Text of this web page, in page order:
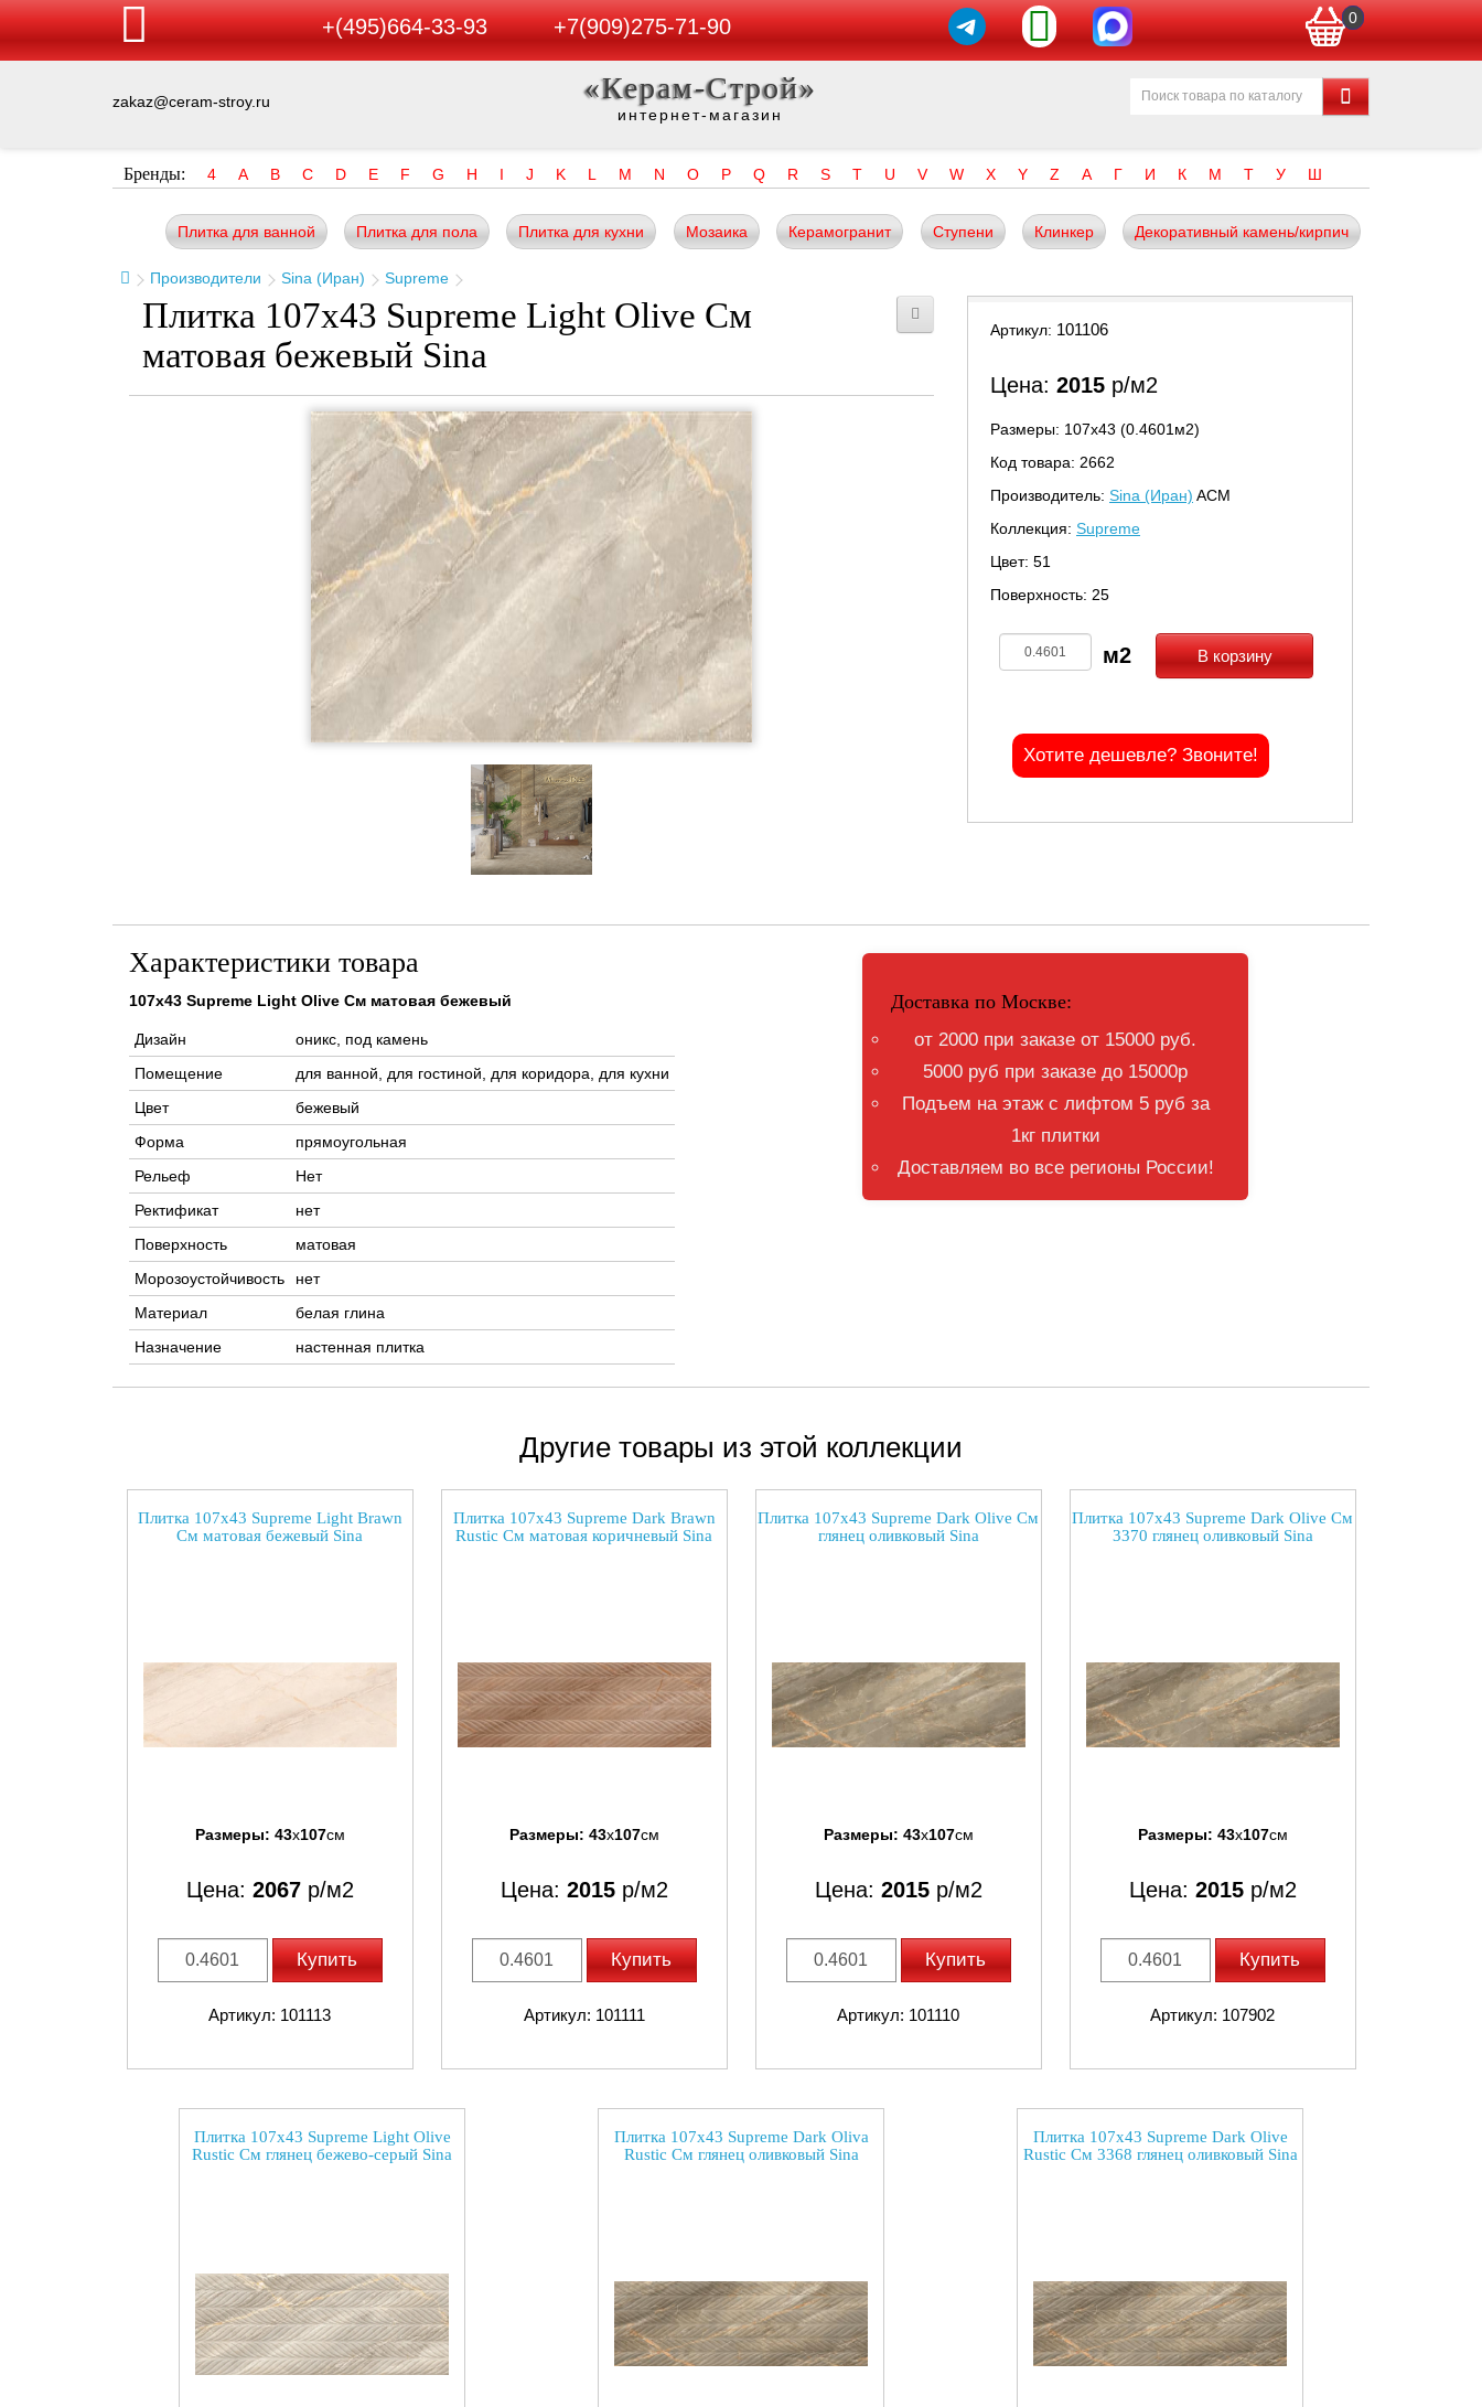
+(495)664-33-93 +7(909)275-71-90 0
zakaz@ceram-stroy.ru «Керам-Строй»
интернет-магазин
Бренды: 4 A B C D E F G H I J K L M N O P Q R S T U V W X Y Z А Г И К М Т У Ш
Плитка для ванной Плитка для пола Плитка для кухни Мозаика Керамогранит Ступени Клинкер Декоративный камень/кирпич
Производители Sina (Иран) Supreme
Плитка 107x43 Supreme Light Olive См
матовая бежевый Sina
Артикул: 101106
Цена: 2015 р/м2
Размеры: 107х43 (0.4601м2)
Код товара: 2662
Производитель: Sina (Иран) ACM
Коллекция: Supreme
Цвет: 51
Поверхность: 25
В корзину
Хотите дешевле? Звоните!
Характеристики товара
107x43 Supreme Light Olive См матовая бежевый
Дизайн
оникс, под камень
Помещение
для ванной, для гостиной, для коридора, для кухни
Цвет
бежевый
Форма
прямоугольная
Рельеф
Нет
Ректификат
нет
Поверхность
матовая
Морозоустойчивость
нет
Материал
белая глина
Назначение
настенная плитка
Доставка по Москве:
от 2000 при заказе от 15000 руб.
5000 руб при заказе до 15000р
Подъем на этаж с лифтом 5 руб за
1кг плитки
Доставляем во все регионы России!
Другие товары из этой коллекции
Плитка 107x43 Supreme Light Brawn
См матовая бежевый Sina
Размеры: 43x107см
Цена: 2067р/м2
Купить
Артикул: 101113
Плитка 107x43 Supreme Dark Brawn
Rustic См матовая коричневый Sina
Размеры: 43x107см
Цена: 2015р/м2
Купить
Артикул: 101111
Плитка 107x43 Supreme Dark Olive См
глянец оливковый Sina
Размеры: 43x107см
Цена: 2015р/м2
Купить
Артикул: 101110
Плитка 107x43 Supreme Dark Olive См
3370 глянец оливковый Sina
Размеры: 43x107см
Цена: 2015р/м2
Купить
Артикул: 107902
Плитка 107x43 Supreme Light Olive
Rustic См глянец бежево-серый Sina
Плитка 107x43 Supreme Dark Oliva
Rustic См глянец оливковый Sina
Плитка 107x43 Supreme Dark Olive
Rustic См 3368 глянец оливковый Sina